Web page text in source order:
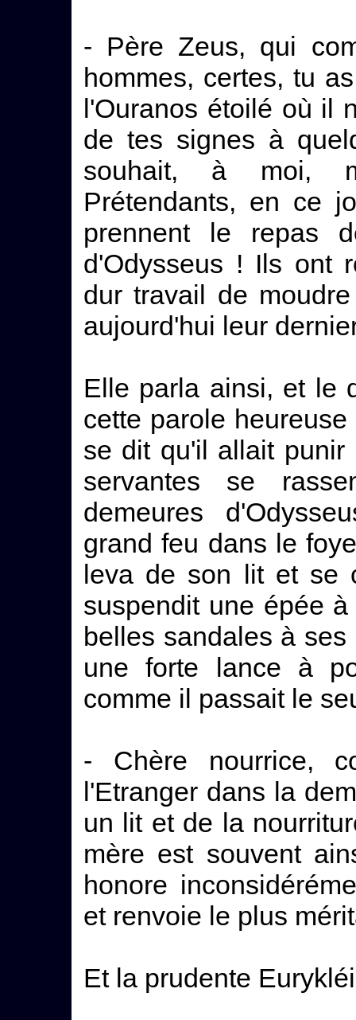
- Père Zeus, qui
hommes, certes, tu
l'Ouranos étoilé où il
de tes signes à
souhait, à moi,
Prétendants, en ce
prennent le repas
d'Odysseus ! Ils ont
dur travail de
aujourd'hui leur
Elle parla ainsi, et le
cette parole
se dit qu'il allait punir
servantes se
demeures
grand feu dans le
leva de son lit et se
suspendit une épée
belles sandales à
une forte lance à
comme il passait le
- Chère nourrice,
l'Etranger dans la
un lit et de la
mère est souvent
honore
et renvoie le plus
Et la prudente